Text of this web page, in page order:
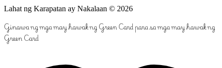
Lahat ng Karapatan ay Nakalaan © 2026
Ginawa ng mga may hawak ng Green Card para sa mga may hawak ng
Green Card